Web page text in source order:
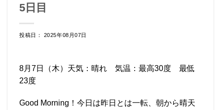
5日目
投稿日： 2025年08月07日
8月7日（木）天気：晴れ 気温：最高30度 最低
23度
Good Morning！今日は昨日とは一転、朝から晴天